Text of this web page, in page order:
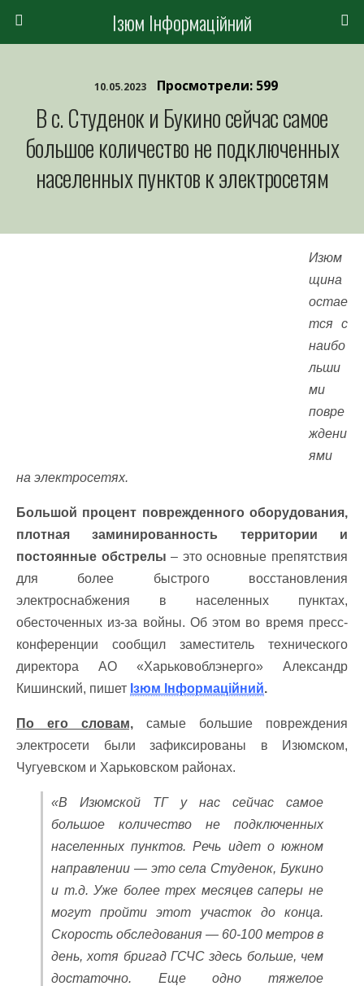
Ізюм Інформаційний
10.05.2023 Просмотрели: 599
В с. Студенок и Букино сейчас самое
большое количество не подключенных
населенных пунктов к электросетям
Изюм
щина
остае
тся с
наибо
льши
ми
повре
ждени
ями
на электросетях.
Большой процент поврежденного оборудования,
плотная заминированность территории и
постоянные обстрелы – это основные препятствия
для более быстрого восстановления
электроснабжения в населенных пунктах,
обесточенных из-за войны. Об этом во время пресс-
конференции сообщил заместитель технического
директора АО «Харьковоблэнерго» Александр
Кишинский, пишет Ізюм Інформаційний.
По его словам, самые большие повреждения
электросети были зафиксированы в Изюмском,
Чугуевском и Харьковском районах.
«В Изюмской ТГ у нас сейчас самое
большое количество не подключенных
населенных пунктов. Речь идет о южном
направлении — это села Студенок, Букино
и т.д. Уже более трех месяцев саперы не
могут пройти этот участок до конца.
Скорость обследования — 60-100 метров в
день, хотя бригад ГСЧС здесь больше, чем
достаточно. Еще одно тяжелое